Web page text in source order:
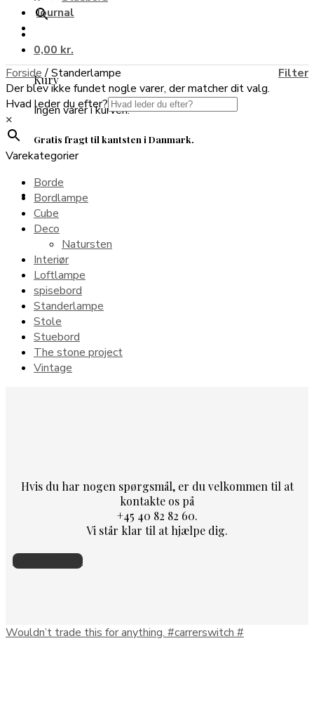
0,00 kr.
Kurv
Ingen varer i kurven.
Gratis fragt til kantsten i Danmark.
Journal
Forside /Standerlampe
Filter
Der blev ikke fundet nogle varer, der matcher dit valg.
Hvad leder du efter?
×
Varekategorier
Borde
Bordlampe
Cube
Deco
Natursten
Interiør
Loftlampe
spisebord
Standerlampe
Stole
Stuebord
The stone project
Vintage
Hvis du har nogen spørgsmål, er du velkommen til at
kontakte os på
+45 40 82 82 60.
Vi står klar til at hjælpe dig.
Skriv til os her
Wouldn’t trade this for anything. #carrerswitch #